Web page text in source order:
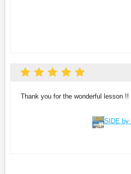
Thank you for the wonderful lesson !!
SIDE by